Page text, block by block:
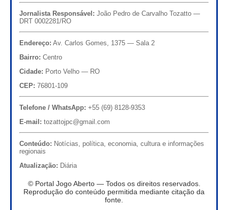
Jornalista Responsável: João Pedro de Carvalho Tozatto —
DRT 0002281/RO
Endereço: Av. Carlos Gomes, 1375 — Sala 2
Bairro: Centro
Cidade: Porto Velho — RO
CEP: 76801-109
Telefone / WhatsApp: +55 (69) 8128-9353
E-mail: tozattojpc@gmail.com
Conteúdo: Notícias, política, economia, cultura e informações
regionais
Atualização: Diária
© Portal Jogo Aberto — Todos os direitos reservados.
Reprodução do conteúdo permitida mediante citação da
fonte.